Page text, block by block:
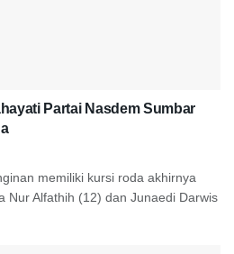
Partai Nasdem Sumbar
memiliki kursi roda akhirnya
Nur Alfathih (12) dan Junaedi Darwis